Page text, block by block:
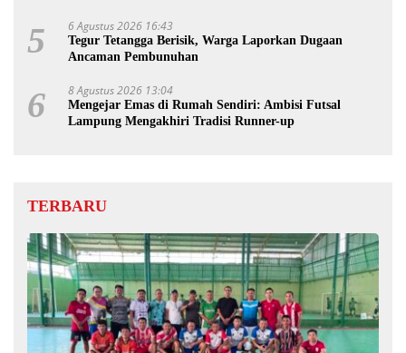
5 6 Agustus 2026 16:43
Tegur Tetangga Berisik, Warga Laporkan Dugaan
Ancaman Pembunuhan
6 8 Agustus 2026 13:04
Mengejar Emas di Rumah Sendiri: Ambisi Futsal
Lampung Mengakhiri Tradisi Runner-up
TERBARU